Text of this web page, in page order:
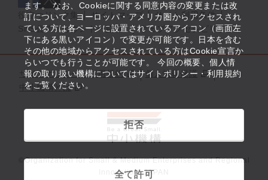
ます。 なお、Cookieに関する同意内容の変更または改
訂について、ヨーロッパ・アメリカ圏からアクセスされ
ている方は各ページに設置されているアイコン（画面左
下にある黒いアイコン）で変更が可能です。日本を含む
その他の地域からアクセスされている方はCookie宣言か
らいつでも行うことが可能です。 今回の概要、個人情
報の取り扱い機構についてはサイトポリシー・利用規約
をご覧ください。
拒否
全て許可
役立つリンク集 サイトマップ
サイト利用条件
SNS公式アカウント一覧
ウェブアクセシビリティ
サイトポリシー・利用規約
個人情報保護
中小機構とは
©Organization for Small & Medium Enterprises and Regional
Innovation, JAPAN